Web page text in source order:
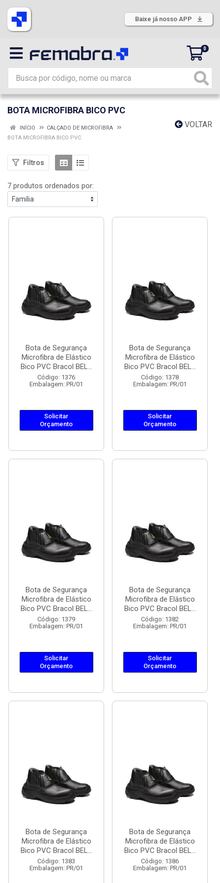
Baixe já nosso APP
0
BOTA MICROFIBRA BICO PVC
VOLTAR
INÍCIO
CALÇADO DE MICROFIBRA
BOTA MICROFIBRA BICO PVC
Filtros
7 produtos ordenados por:
Bota de Segurança
Microfibra de Elástico
Bico PVC Bracol BEL...
Código: 1376
Embalagem: PR/01
Solicitar
Orçamento
Bota de Segurança
Microfibra de Elástico
Bico PVC Bracol BEL...
Código: 1378
Embalagem: PR/01
Solicitar
Orçamento
Bota de Segurança
Microfibra de Elástico
Bico PVC Bracol BEL...
Código: 1379
Embalagem: PR/01
Solicitar
Orçamento
Bota de Segurança
Microfibra de Elástico
Bico PVC Bracol BEL...
Código: 1382
Embalagem: PR/01
Solicitar
Orçamento
Bota de Segurança
Microfibra de Elástico
Bico PVC Bracol BEL...
Código: 1383
Embalagem: PR/01
Bota de Segurança
Microfibra de Elástico
Bico PVC Bracol BEL...
Código: 1386
Embalagem: PR/01